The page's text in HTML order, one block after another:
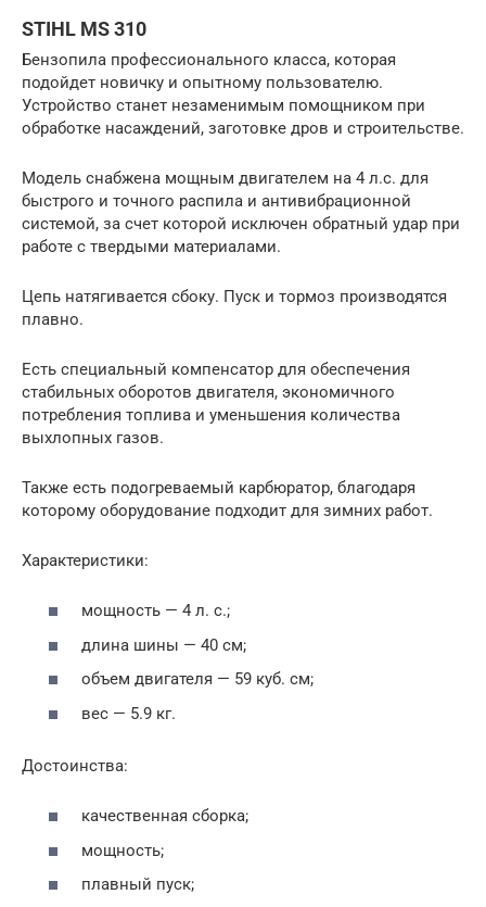
STIHL MS 310
Бензопила профессионального класса, которая
подойдет новичку и опытному пользователю.
Устройство станет незаменимым помощником при
обработке насаждений, заготовке дров и строительстве.
Модель снабжена мощным двигателем на 4 л.с. для
быстрого и точного распила и антивибрационной
системой, за счет которой исключен обратный удар при
работе с твердыми материалами.
Цепь натягивается сбоку. Пуск и тормоз производятся
плавно.
Есть специальный компенсатор для обеспечения
стабильных оборотов двигателя, экономичного
потребления топлива и уменьшения количества
выхлопных газов.
Также есть подогреваемый карбюратор, благодаря
которому оборудование подходит для зимних работ.
Характеристики:
мощность — 4 л. с.;
длина шины — 40 см;
объем двигателя — 59 куб. см;
вес — 5.9 кг.
Достоинства:
качественная сборка;
мощность;
плавный пуск;